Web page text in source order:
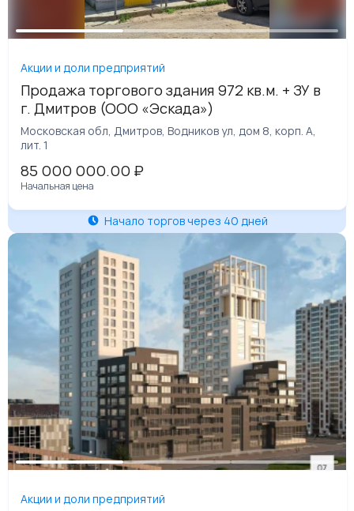
Акции и доли предприятий
Продажа торгового здания 972 кв.м. + ЗУ в
г. Дмитров (ООО «Эскада»)
Московская обл, Дмитров, Водников ул, дом 8, корп. А,
лит. 1
85 000 000.00 ₽
Начальная цена
Начало торгов через 40 дней
Акции и доли предприятий